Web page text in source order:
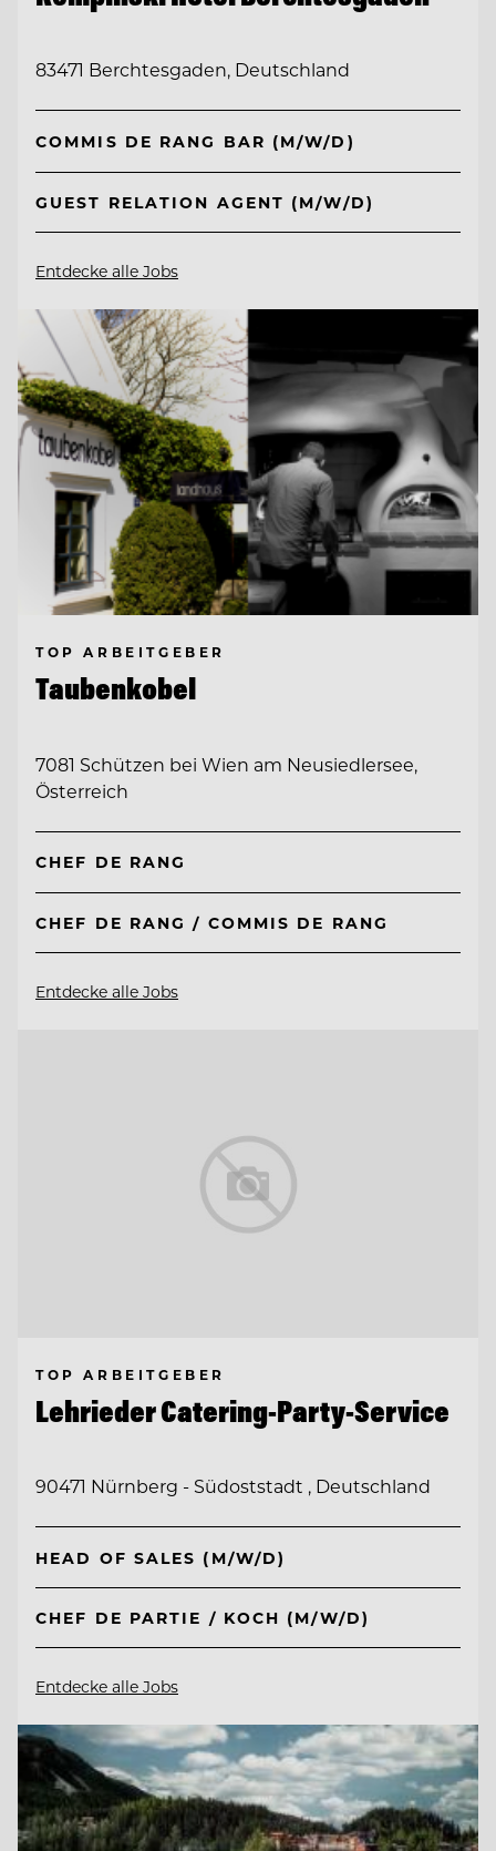
83471 Berchtesgaden, Deutschland
COMMIS DE RANG BAR (M/W/D)
GUEST RELATION AGENT (M/W/D)
Entdecke alle Jobs
TOP ARBEITGEBER
Taubenkobel
7081 Schützen bei Wien am Neusiedlersee,
Österreich
CHEF DE RANG
CHEF DE RANG / COMMIS DE RANG
Entdecke alle Jobs
TOP ARBEITGEBER
Lehrieder Catering-Party-Service
90471 Nürnberg - Südoststadt , Deutschland
HEAD OF SALES (M/W/D)
CHEF DE PARTIE / KOCH (M/W/D)
Entdecke alle Jobs